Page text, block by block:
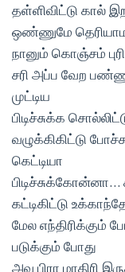
தள்ளிவிட்டு கால்
ஒண்ணுமே
நானும் கொஞ்சம்
சரி அப்ப வேற
முட்டிய
பிடிச்சுக்க
வழுக்கிகிட்டு
கெட்டியா
கட்டிகிட்டு
மேல எந்திரிக்கும்
படுக்கும் போது
அவ பிரா மாதிரி